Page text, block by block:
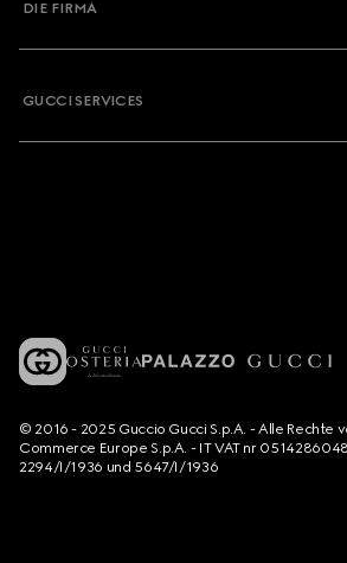
DIE FIRMA
GUCCI SERVICES
© 2016 - 2025 Guccio Gucci S.p.A. - Alle Rechte
Commerce Europe S.p.A. - IT VAT nr
2294/I/1936 und 5647/I/1936